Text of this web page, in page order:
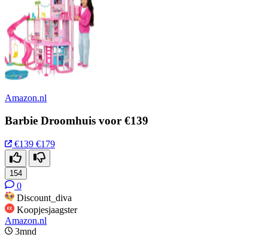
Amazon.nl
Barbie Droomhuis voor €139
€139 €179
154
0
Discount_diva
Koopjesjaagster
Amazon.nl
3mnd